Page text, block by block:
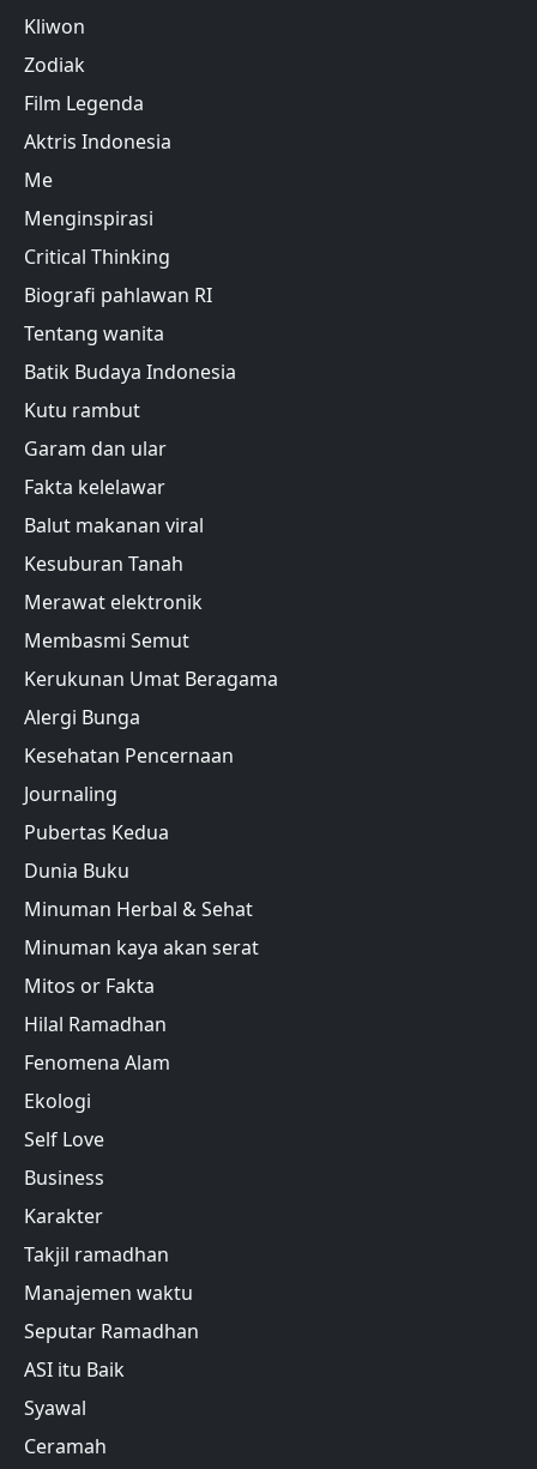
Kliwon
Zodiak
Film Legenda
Aktris Indonesia
Me
Menginspirasi
Critical Thinking
Biografi pahlawan RI
Tentang wanita
Batik Budaya Indonesia
Kutu rambut
Garam dan ular
Fakta kelelawar
Balut makanan viral
Kesuburan Tanah
Merawat elektronik
Membasmi Semut
Kerukunan Umat Beragama
Alergi Bunga
Kesehatan Pencernaan
Journaling
Pubertas Kedua
Dunia Buku
Minuman Herbal & Sehat
Minuman kaya akan serat
Mitos or Fakta
Hilal Ramadhan
Fenomena Alam
Ekologi
Self Love
Business
Karakter
Takjil ramadhan
Manajemen waktu
Seputar Ramadhan
ASI itu Baik
Syawal
Ceramah